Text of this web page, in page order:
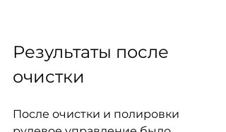
Результаты после
очистки
После очистки и полировки